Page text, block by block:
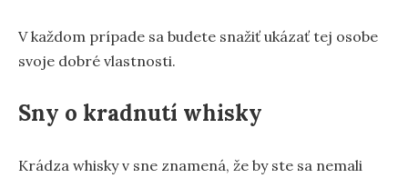
V každom prípade sa budete snažiť ukázať tej osobe
svoje dobré vlastnosti.
Sny o kradnutí whisky
Krádza whisky v sne znamená, že by ste sa nemali